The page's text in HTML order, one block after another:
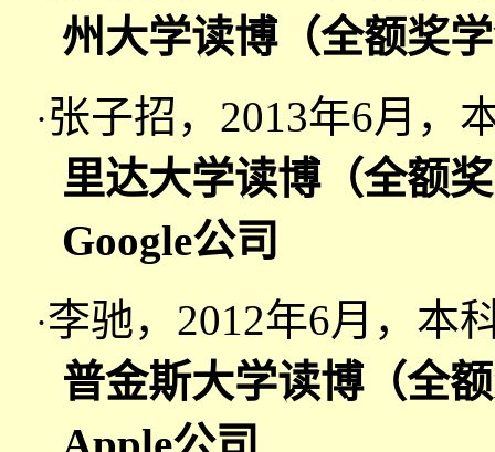
州大学读博（全额奖
·张子招，2013年6月，
里达大学读博（全额
Google公司
·李驰，2012年6月，本
普金斯大学读博（全